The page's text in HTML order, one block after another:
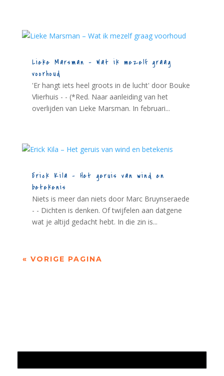
Lieke Marsman – Wat ik mezelf graag
voorhoud
'Er hangt iets heel groots in de lucht' door Bouke
Vlierhuis - - (*Red. Naar aanleiding van het
overlijden van Lieke Marsman. In februari...
Erick Kila – Het geruis van wind en
betekenis
Niets is meer dan niets door Marc Bruynseraede
- - Dichten is denken. Of twijfelen aan datgene
wat je altijd gedacht hebt. In die zin is...
« VORIGE PAGINA